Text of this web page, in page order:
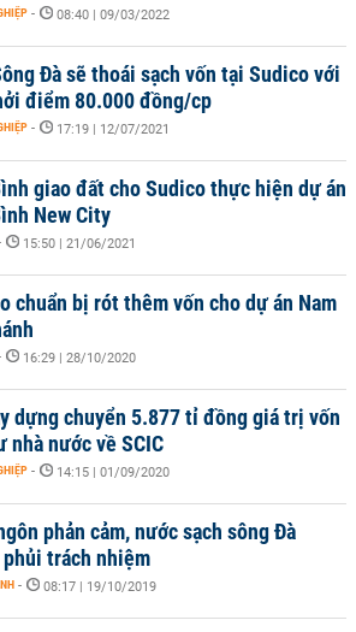
- 08:40 | 09/03/2022
Đà sẽ thoái sạch vốn tại Sudico với
điểm 80.000 đồng/cp
- 17:19 | 12/07/2021
giao đất cho Sudico thực hiện dự án
New City
15:50 | 21/06/2021
chuẩn bị rót thêm vốn cho dự án Nam
16:29 | 28/10/2020
dựng chuyển 5.877 tỉ đồng giá trị vốn
nhà nước về SCIC
- 14:15 | 01/09/2020
phản cảm, nước sạch sông Đà
phủi trách nhiệm
- 08:17 | 19/10/2019